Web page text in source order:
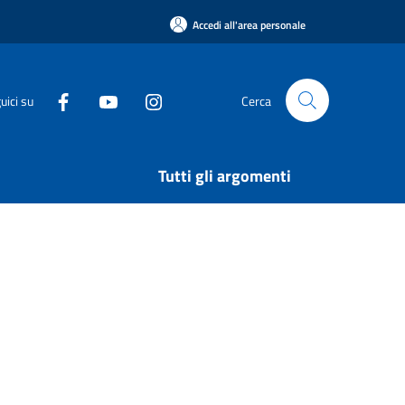
Accedi all'area personale
su Cerca
Tutti gli argomenti